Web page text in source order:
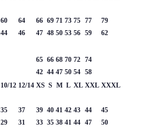
60 64 66 69 71 73 75 77
79
44 46 47 48 50 53 56 59
62
65 66 68 70 72 74
42 44 47 50 54 58
10/12 12/14 XS S M L XL XXL XXXL
35 37 39 40 41 42 43 44
45
29 31 33 35 38 41 44 47
50